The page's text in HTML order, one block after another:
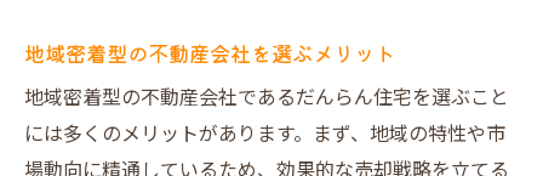
地域密着型の不動産会社を選ぶメリット
地域密着型の不動産会社であるだんらん住宅を選ぶこと
には多くのメリットがあります。まず、地域の特性や市